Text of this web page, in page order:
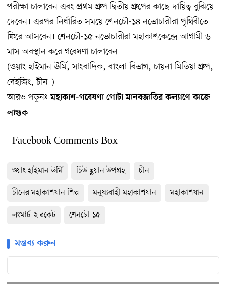
পরীক্ষা চালাবেন এবং প্রথম গ্রুপ দ্বিতীয় গ্রুপের কাছে দায়িত্ব বুঝিয়ে
দেবেন। এরপর নির্ধারিত সময়ে শেনচৌ-১৪ নভোচারীরা পৃথিবীতে
ফিরে আসবেন। শেনচৌ-১৫ নভোচারীরা মহাকাশকেন্দ্রে আগামী ৬
মাস অবস্থান করে গবেষণা চালাবেন।
(ওয়াং হাইমান ঊর্মি, সাংবাদিক, বাংলা বিভাগ, চায়না মিডিয়া গ্রুপ,
বেইজিং, চীন।)
আরও পড়ুনঃমহাকাশ-গবেষণা গোটা মানবজাতির কল্যাণে কাজে
লাগুক
Facebook Comments Box
ওয়াং হাইমান ঊর্মি চিউ ছুয়ান উপগ্রহ
চীন
চীনের মহাকাশযান শিল্প
মনুষ্যবাহী মহাকাশযান
মহাকাশযান
লংমার্চ-২ রকেট
শেনচৌ-১৫
মন্তব্য করুন